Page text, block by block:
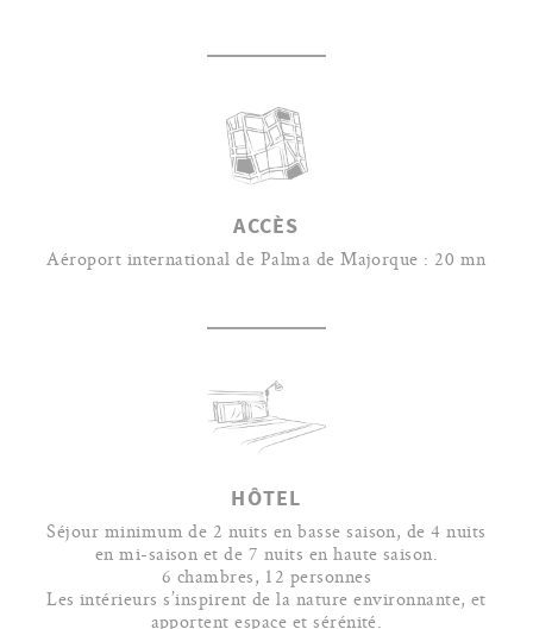
ACCÈS
Aéroport international de Palma de Majorque : 20 mn
HÔTEL
Séjour minimum de 2 nuits en basse saison, de 4 nuits
en mi-saison et de 7 nuits en haute saison.
6 chambres, 12 personnes
Les intérieurs s’inspirent de la nature environnante, et
apportent espace et sérénité.